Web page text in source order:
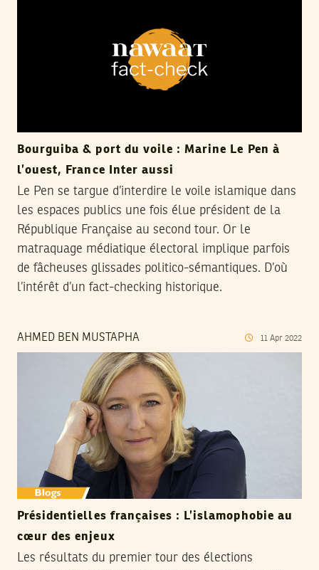
Bourguiba & port du voile : Marine Le Pen à
l’ouest, France Inter aussi
Le Pen se targue d’interdire le voile islamique dans
les espaces publics une fois élue président de la
République Française au second tour. Or le
matraquage médiatique électoral implique parfois
de fâcheuses glissades politico-sémantiques. D’où
l’intérêt d’un fact-checking historique.
AHMED BEN MUSTAPHA 11 Apr 2022
Présidentielles françaises : L’islamophobie au
cœur des enjeux
Les résultats du premier tour des élections